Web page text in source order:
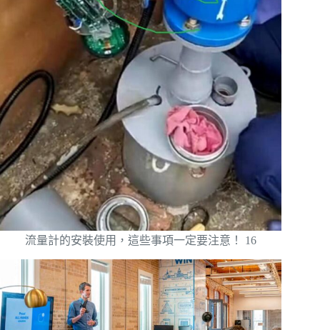
流量計的安裝使用，這些事項一定要注意！ 16